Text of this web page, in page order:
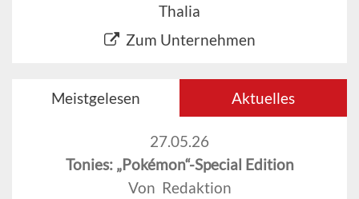
Thalia
Zum Unternehmen
Meistgelesen Aktuelles
27.05.26
Tonies: „Pokémon“-Special Edition
Von Redaktion